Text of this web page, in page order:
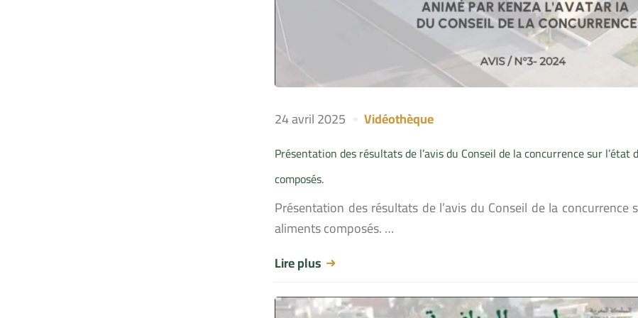
24 avril 2025 Vidéothèque
Présentation des résultats de l’avis du Conseil de la concurrence sur
composés.
Présentation des résultats de l’avis du Conseil de la
aliments composés. …
Lire plus